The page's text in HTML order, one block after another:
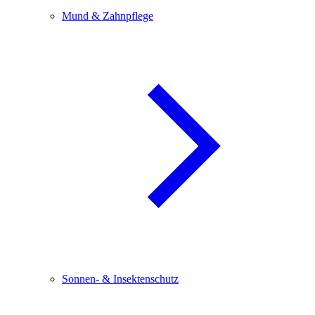
Mund & Zahnpflege
Sonnen- & Insektenschutz